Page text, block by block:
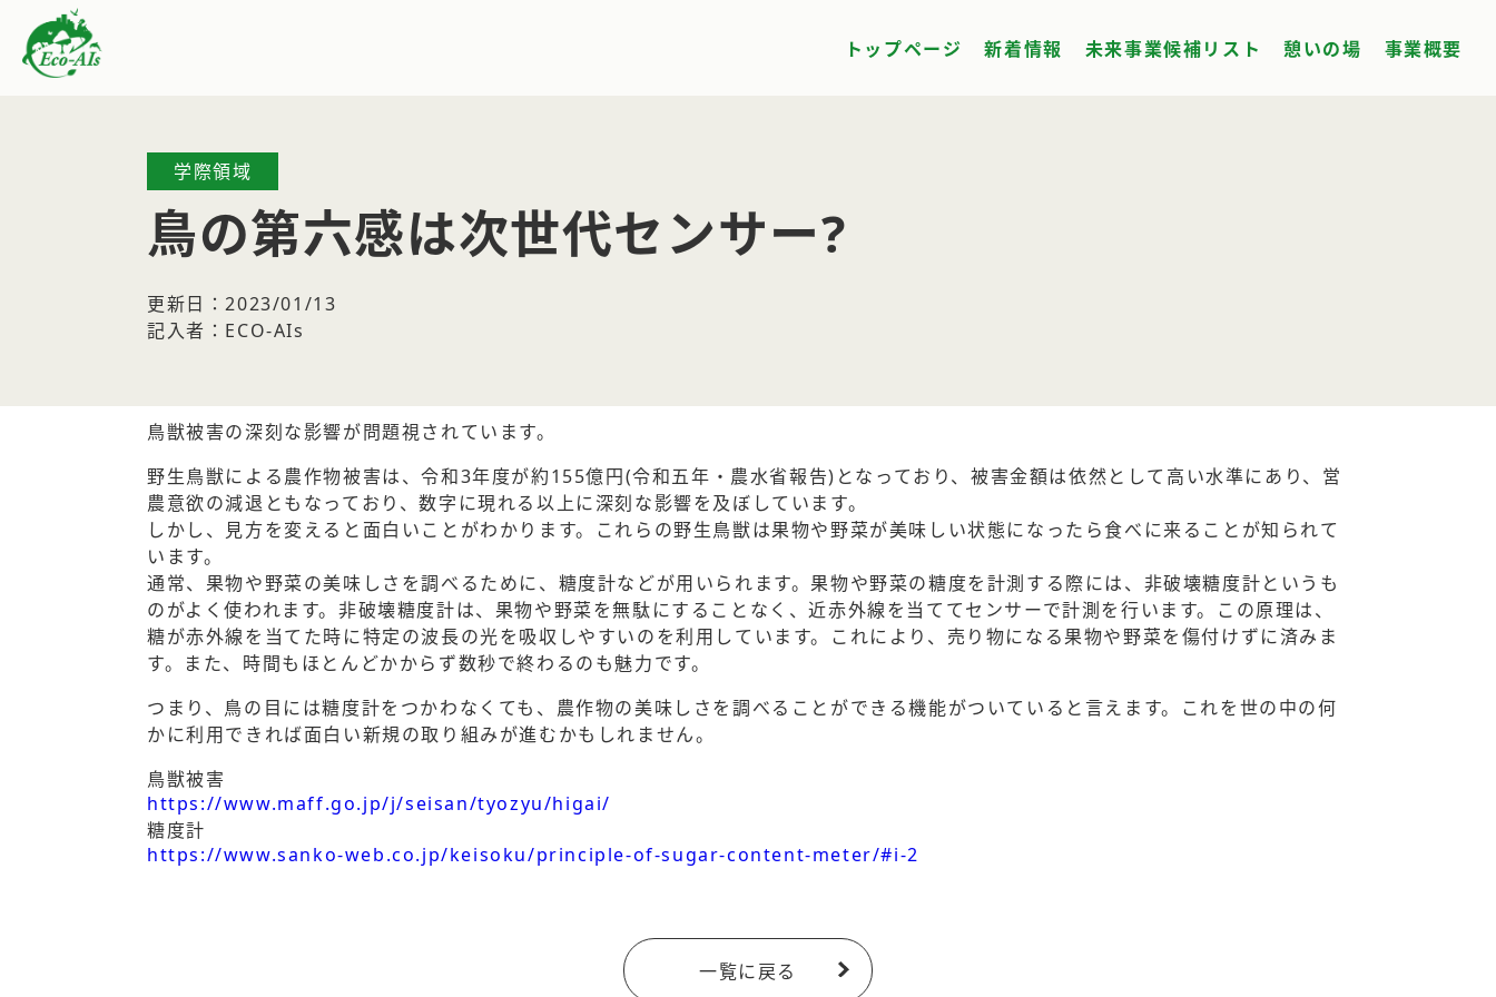
トップページ 新着情報 未来事業候補リスト 憩いの場 事業概要
学際領域
鳥の第六感は次世代センサー?
更新日：2023/01/13
記入者：ECO-AIs
鳥獣被害の深刻な影響が問題視されています。
野生鳥獣による農作物被害は、令和3年度が約155億円(令和五年・農水省報告)となっており、被害金額は依然として高い水準にあり、営
農意欲の減退ともなっており、数字に現れる以上に深刻な影響を及ぼしています。
しかし、見方を変えると面白いことがわかります。これらの野生鳥獣は果物や野菜が美味しい状態になったら食べに来ることが知られて
います。
通常、果物や野菜の美味しさを調べるために、糖度計などが用いられます。果物や野菜の糖度を計測する際には、非破壊糖度計というも
のがよく使われます。非破壊糖度計は、果物や野菜を無駄にすることなく、近赤外線を当ててセンサーで計測を行います。この原理は、
糖が赤外線を当てた時に特定の波長の光を吸収しやすいのを利用しています。これにより、売り物になる果物や野菜を傷付けずに済みま
す。また、時間もほとんどかからず数秒で終わるのも魅力です。
つまり、鳥の目には糖度計をつかわなくても、農作物の美味しさを調べることができる機能がついていると言えます。これを世の中の何
かに利用できれば面白い新規の取り組みが進むかもしれません。
鳥獣被害
https://www.maff.go.jp/j/seisan/tyozyu/higai/
糖度計
https://www.sanko-web.co.jp/keisoku/principle-of-sugar-content-meter/#i-2
一覧に戻る